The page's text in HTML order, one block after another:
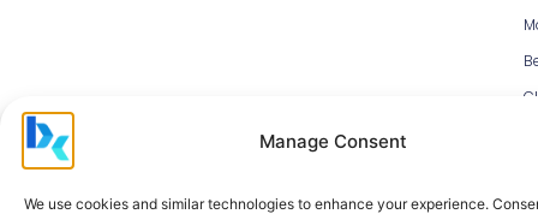
Manage Consent
We use cookies and similar technologies to enhance your experience.